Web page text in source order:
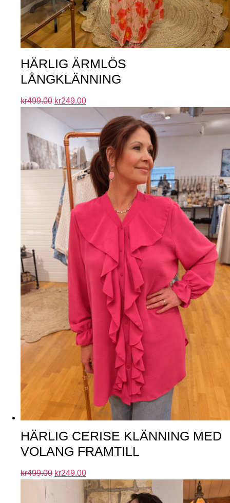
HÄRLIG ÄRMLÖS
LÅNGKLÄNNING
kr499.00 kr249.00
HÄRLIG CERISE KLÄNNING MED
VOLANG FRAMTILL
kr499.00 kr249.00